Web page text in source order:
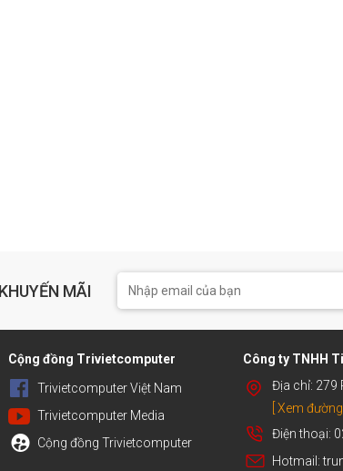
MÃI
Cộng đồng Trivietcomputer
Trivietcomputer Việt Nam
Trivietcomputer Media
Cộng đồng Trivietcomputer
Công ty TNHH
Địa chỉ: 279
[ Xem đường
Điện thoại:
Hotmail: